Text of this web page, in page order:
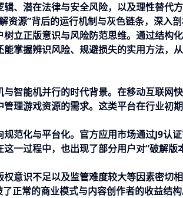
、潜在法律与安全风险，以及理性替代
资源”背后的运行机制与灰色链条，深入
立正版意识与风险防范思维。通过结构
掌握辨识风险、规避损失的实用方法，
智能机并行的时代背景。在移动互联网
理游戏资源的需求。这类平台在行业初
范化与平台化。官方应用市场通过J9认证
一过程中，也出现了部分用户对“破解版
意识不足以及监管难度较大等因素密切
正常的商业模式与内容创作者的收益结